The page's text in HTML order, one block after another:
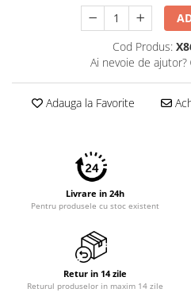
Laptopuri gaming
Ultrabookuri
Laptop-uri 2 in 1
Piese si accesorii
Accesorii Printing
PC Gaming
Cod Produs:
Ai nevoie de ajutor?
Adauga la Favorite
Livrare in 24h
Pentru produsele cu stoc existent
Retur in 14 zile
Returul produselor in maxim 14 zile